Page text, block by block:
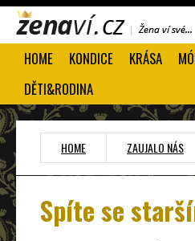
HOME KONDICE KRÁSA
DĚTI&RODINA
HOME ZAUJALO NÁS
Spíte se